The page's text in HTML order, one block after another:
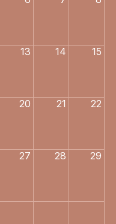
13 14 15
20 21 22
27 28 29